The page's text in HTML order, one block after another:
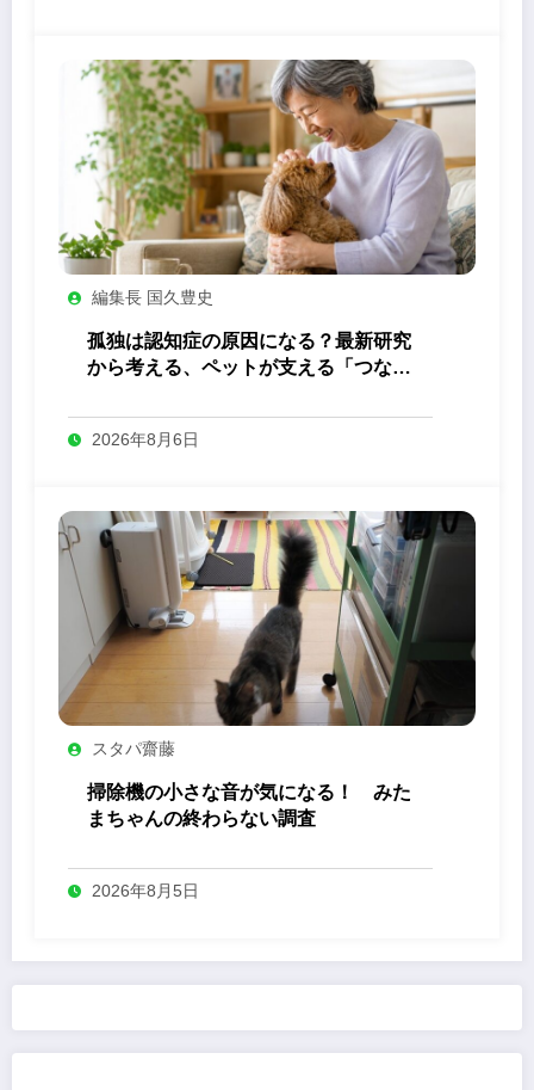
編集長 国久豊史
孤独は認知症の原因になる？最新研究
から考える、ペットが支える「つなが
2026年8月6日
スタパ齋藤
掃除機の小さな音が気になる！ みた
まちゃんの終わらない調査
2026年8月5日